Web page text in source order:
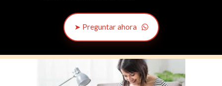
➤ Preguntar ahora